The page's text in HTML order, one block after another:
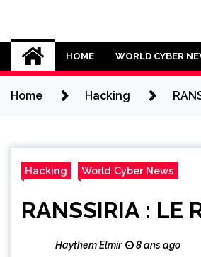
content
Cybersecurity News
HOME WORLD CYBER
Home Hacking
Hacking World Cyber News
RANSSIRIA : LE
Haythem Elmir 8 ans ago